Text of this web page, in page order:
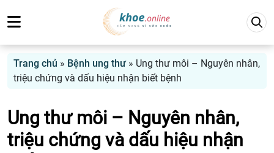
Trang chủ » Bệnh ung thư» Ung thư môi – Nguyên nhân,
triệu chứng và dấu hiệu nhận biết bệnh
Ung thư môi – Nguyên nhân,
triệu chứng và dấu hiệu nhận